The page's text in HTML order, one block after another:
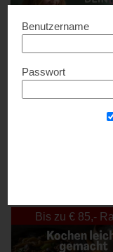
Bis zu € 85,-
Benutzername
Passwort